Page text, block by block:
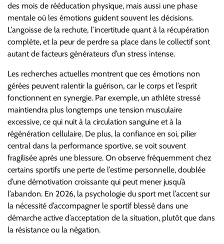
des mois de rééducation physique, mais aussi une phase
mentale où les émotions guident souvent les décisions.
L’angoisse de la rechute, l’incertitude quant à la récupération
complète, et la peur de perdre sa place dans le collectif sont
autant de facteurs générateurs d’un stress intense.
Les recherches actuelles montrent que ces émotions non
gérées peuvent ralentir la guérison, car le corps et l’esprit
fonctionnent en synergie. Par exemple, un athlète stressé
maintiendra plus longtemps une tension musculaire
excessive, ce qui nuit à la circulation sanguine et à la
régénération cellulaire. De plus, la confiance en soi, pilier
central dans la performance sportive, se voit souvent
fragilisée après une blessure. On observe fréquemment chez
certains sportifs une perte de l’estime personnelle, doublée
d’une démotivation croissante qui peut mener jusqu’à
l’abandon. En 2026, la psychologie du sport met l’accent sur
la nécessité d’accompagner le sportif blessé dans une
démarche active d’acceptation de la situation, plutôt que dans
la résistance ou la négation.